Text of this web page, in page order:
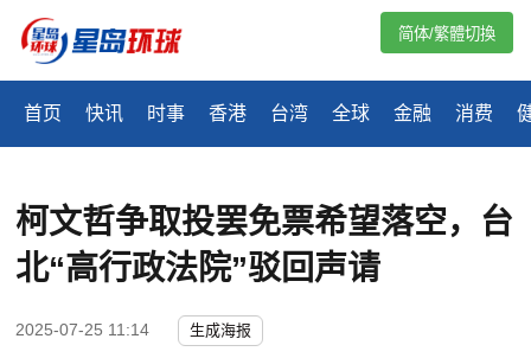
首页 快讯 时事 香港 台湾 全球 金融 消费
简体/繁體切換
柯文哲争取投罢免票希望落空，台
北“高行政法院”驳回声请
2025-07-25 11:14 生成海报